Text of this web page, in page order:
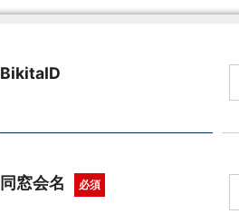
BikitaID
同窓会名 必須